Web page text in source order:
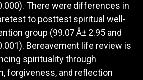
There were differences in
to posttest spiritual well-
group (99.07 Â± 2.95 and
Bereavement life review is
spirituality through
forgiveness, and reflection